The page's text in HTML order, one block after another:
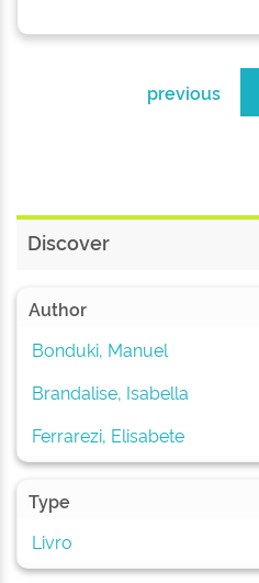
previous
Discover
Author
Bonduki, Manuel
Brandalise, Isabella
Ferrarezi, Elisabete
Type
Livro